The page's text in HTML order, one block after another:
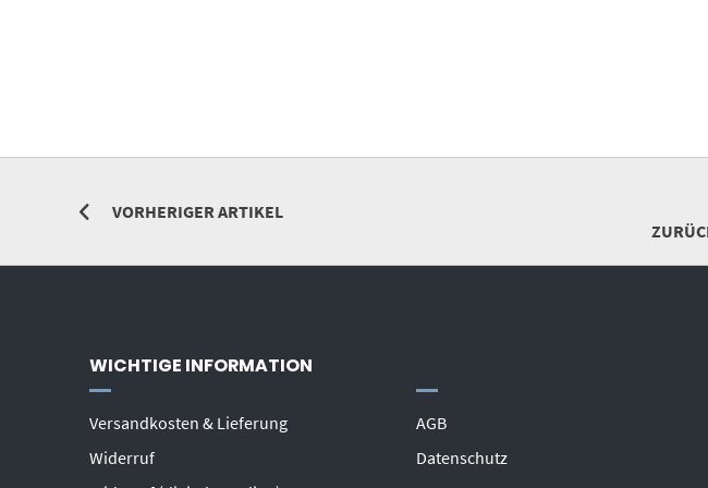
VORHERIGER ARTIKEL
WICHTIGE INFORMATION
Versandkosten & Lieferung
Widerruf
AGB
Datenschutz